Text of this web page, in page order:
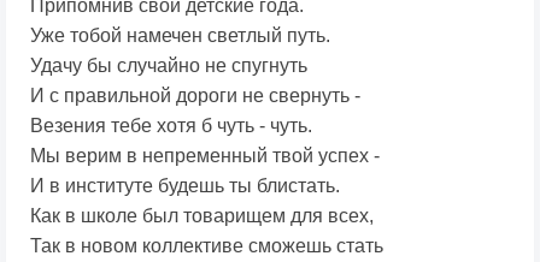
Припомнив свои детские года.
Уже тобой намечен светлый путь.
Удачу бы случайно не спугнуть
И с правильной дороги не свернуть -
Везения тебе хотя б чуть - чуть.
Мы верим в непременный твой успех -
И в институте будешь ты блистать.
Как в школе был товарищем для всех,
Так в новом коллективе сможешь стать